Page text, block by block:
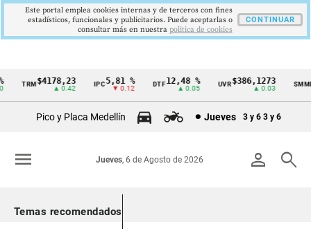
Cintillo
Colombia
TRM$4178,23
▲ 0.42
5,81 %
▼ 0.12
DTF12,48 %
▲ 0.05
UVR$386,1273
▲ 0.03
SMMLV
Pico y Placa Medellín Jueves 3 y 6 3 y 6
person search
Jueves, 6 de Agosto de 2026
menu
Temas recomendados
Este portal emplea cookies internas y de terceros con fines
estadísticos, funcionales y publicitarios. Puede aceptarlas o
consultar más en nuestra politica de cookies
CONTINUAR